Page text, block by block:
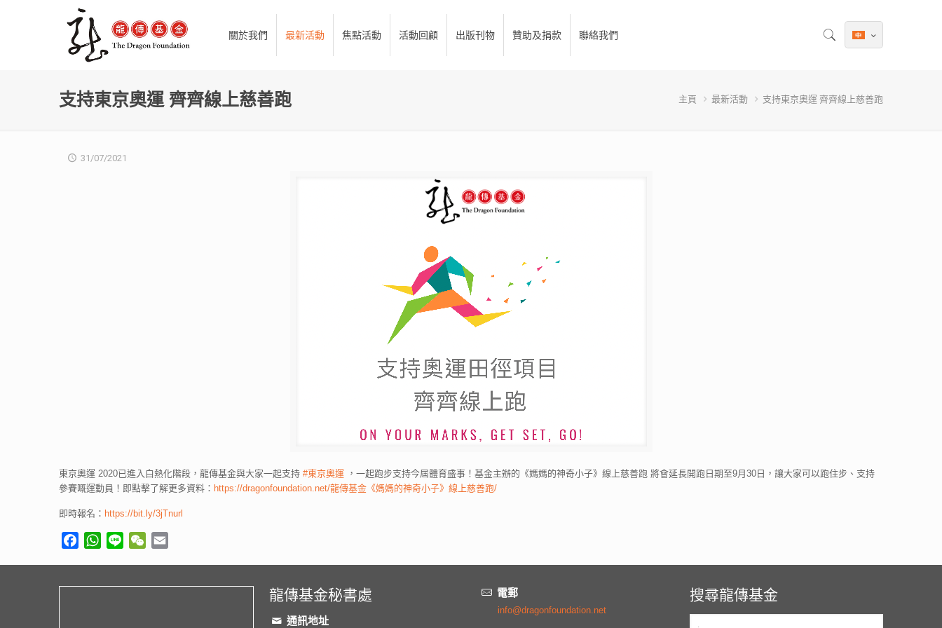
關於我們 最新活動 焦點活動 活動回顧 出版刊物 贊助及捐款 聯絡我們
支持東京奧運 齊齊線上慈善跑 主頁 最新活動 支持東京奧運 齊齊線上慈善跑
31/07/2021
東京奧運 2020已進入白熱化階段，龍傳基金與大家一起支持 #東京奧運 ，一起跑步支持今屆體育盛事！基金主辦的《媽媽的神奇小子》線上慈善跑 將會延長開跑日期至9月30日，讓大家可以跑住步、支持
參賽嘅運動員！即點擊了解更多資料： https://dragonfoundation.net/龍傳基金《媽媽的神奇小子》線上慈善跑/
即時報名： https://bit.ly/3jTnurl
FacebookWhatsApp
Line WeChat
龍傳基金秘書處
通訊地址
電郵
info@dragonfoundation.net
搜尋龍傳基金